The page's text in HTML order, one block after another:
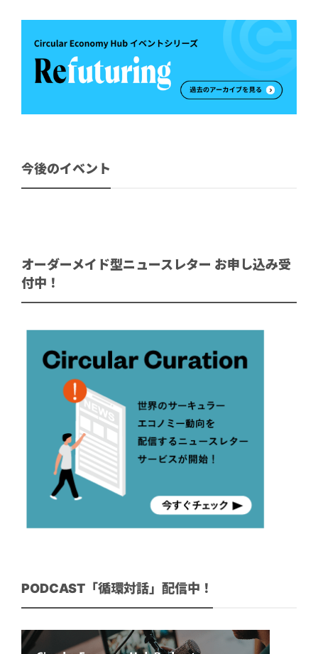
今後のイベント
オーダーメイド型ニュースレター お申し込み受
付中！
PODCAST「循環対話」配信中！